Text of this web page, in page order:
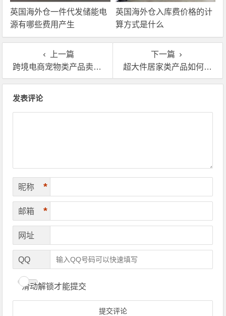
英国海外仓一件代发储能电
源有哪些费用产生
英国海外仓入库费价格的计
算方式是什么
上一篇
跨境电商宠物类产品卖家为何要布局英国海外仓？
下一篇
超大件居家类产品如何出口到英国?英国海外仓家具代发
发表评论
昵称 *
邮箱 *
网址
QQ
滑动解锁才能提交